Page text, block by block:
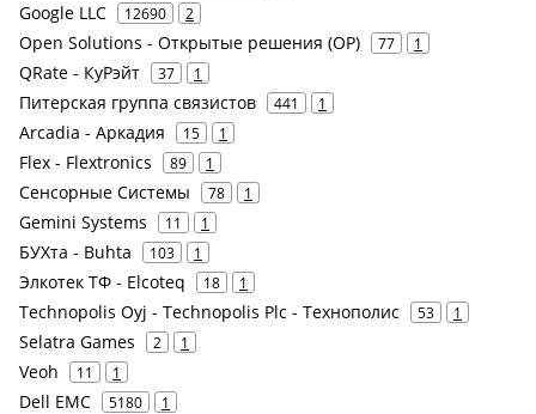
Google LLC 12690 2
Open Solutions - Открытые решения (ОР) 77 1
QRate - КуРэйт 37 1
Питерская группа связистов 441 1
Arcadia - Аркадия 15 1
Flex - Flextronics 89 1
Сенсорные Системы 78 1
Gemini Systems 11 1
БУХта - Buhta 103 1
Элкотек ТФ - Elcoteq 18 1
Technopolis Oyj - Technopolis Plc - Технополис 53 1
Selatra Games 2 1
Veoh 11 1
Dell EMC 5180 1